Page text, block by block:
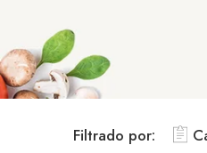
Filtrado por: